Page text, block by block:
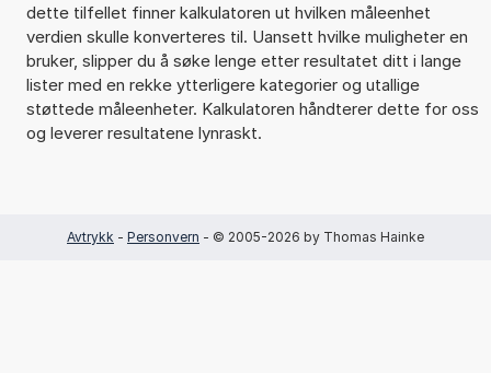
dette tilfellet finner kalkulatoren ut hvilken måleenhet
verdien skulle konverteres til. Uansett hvilke muligheter en
bruker, slipper du å søke lenge etter resultatet ditt i lange
lister med en rekke ytterligere kategorier og utallige
støttede måleenheter. Kalkulatoren håndterer dette for oss
og leverer resultatene lynraskt.
Avtrykk - Personvern - © 2005-2026 by Thomas Hainke